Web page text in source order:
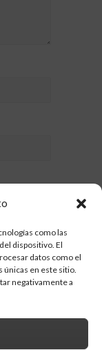
como las
dispositivo. El
datos como el
únicas en este sitio.
negativamente a